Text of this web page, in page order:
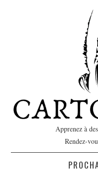
Apprenez à
Rendez-